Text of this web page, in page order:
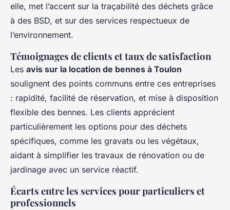
elle, met l’accent sur la traçabilité des déchets grâce
à des BSD, et sur des services respectueux de
l’environnement.
Témoignages de clients et taux de satisfaction
Les avis sur la location de bennes à Toulon
soulignent des points communs entre ces entreprises
: rapidité, facilité de réservation, et mise à disposition
flexible des bennes. Les clients apprécient
particulièrement les options pour des déchets
spécifiques, comme les gravats ou les végétaux,
aidant à simplifier les travaux de rénovation ou de
jardinage avec un service réactif.
Écarts entre les services pour particuliers et
professionnels